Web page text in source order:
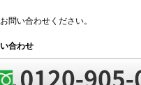
問い合わせください。
合わせ